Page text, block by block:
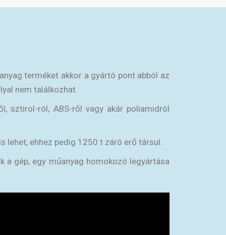
terméket akkor a gyártó pont abból az
nem találkozhat.
sztirol-ról, ABS-ről vagy akár poliamidról
lehet, ehhez pedig 1250 t záró erő társul.
a gép, egy műanyag homokozó legyártása